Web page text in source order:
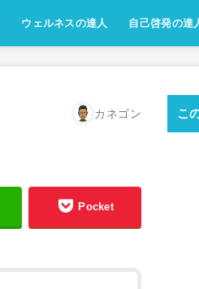
ウェルネスの達人 自己啓発の達
カネゴン
Pocket
こ